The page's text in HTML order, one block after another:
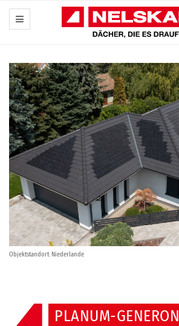
Objektstandort: Niederlande
PLANUM-GENERON